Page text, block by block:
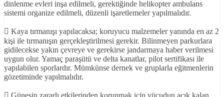
dinlenme evleri inşa edilmeli, gerektiğinde helikopter ambulans
sistemi organize edilmeli, düzenli işaretlemeler yapılmalıdır.
 Kaya tırmanışı yapılacaksa; koruyucu malzemeler yanında en az 2
kişi ile tırmanışın gerçekleştirilmesi gerekir. Bilinmeyen parkurlara
gidilecekse yakın çevreye ve gerekirse jandarmaya haber verilmesi
uygun olur. Yamaç paraşütü ve delta kanatlar, pilot sertifikası ile
yapılabilen sporlardır. Mümkünse dernek ve gruplarla eğitmenlerin
gözetiminde yapılmalıdır.